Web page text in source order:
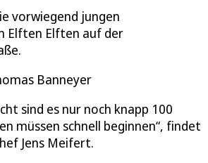
vorwiegend jungen
Elften Elften auf der
Banneyer
sind es nur noch knapp 100
müssen schnell beginnen“, findet
Jens Meifert.